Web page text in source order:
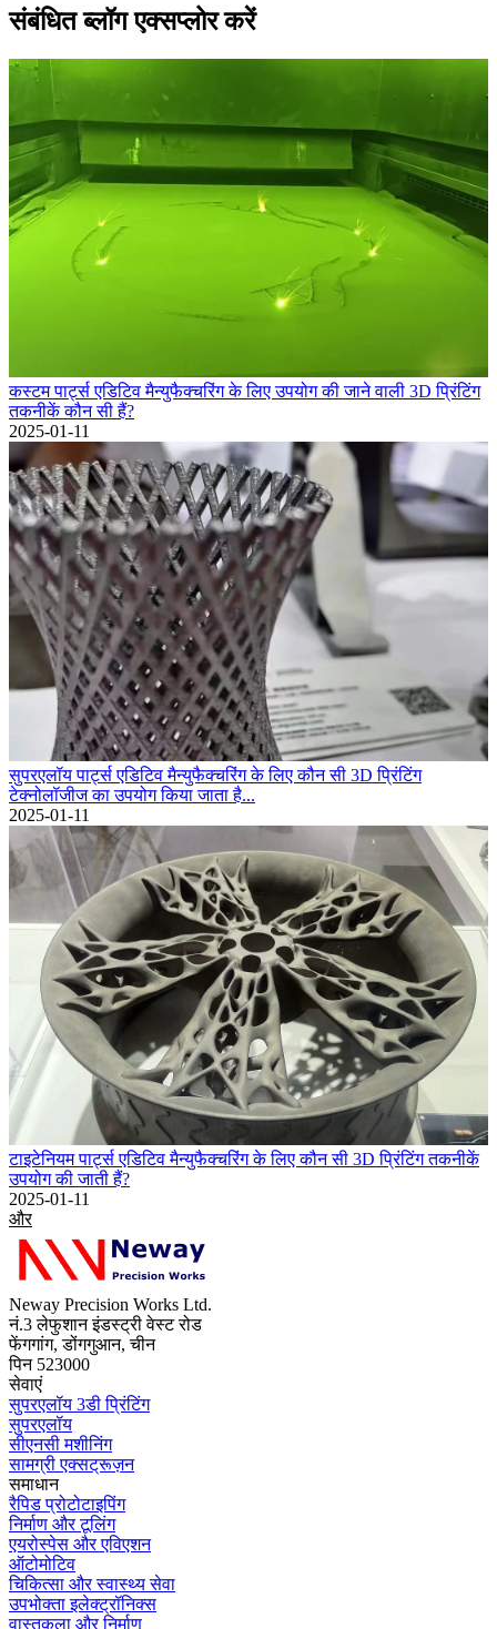
संबंधित ब्लॉग एक्सप्लोर करें
कस्टम पार्ट्स एडिटिव मैन्युफैक्चरिंग के लिए उपयोग की जाने वाली 3D प्रिंटिंग
तकनीकें कौन सी हैं?
2025-01-11
सुपरएलॉय पार्ट्स एडिटिव मैन्युफैक्चरिंग के लिए कौन सी 3D प्रिंटिंग
टेक्नोलॉजीज का उपयोग किया जाता है...
2025-01-11
टाइटेनियम पार्ट्स एडिटिव मैन्युफैक्चरिंग के लिए कौन सी 3D प्रिंटिंग तकनीकें
उपयोग की जाती हैं?
2025-01-11
और
Neway Precision Works Ltd.
नं.3 लेफुशान इंडस्ट्री वेस्ट रोड
फेंगगांग, डोंगगुआन, चीन
पिन 523000
सेवाएं
सुपरएलॉय 3डी प्रिंटिंग
सुपरएलॉय
सीएनसी मशीनिंग
सामग्री एक्सट्रूज़न
समाधान
रैपिड प्रोटोटाइपिंग
निर्माण और टूलिंग
एयरोस्पेस और एविएशन
ऑटोमोटिव
चिकित्सा और स्वास्थ्य सेवा
उपभोक्ता इलेक्ट्रॉनिक्स
वास्तुकला और निर्माण